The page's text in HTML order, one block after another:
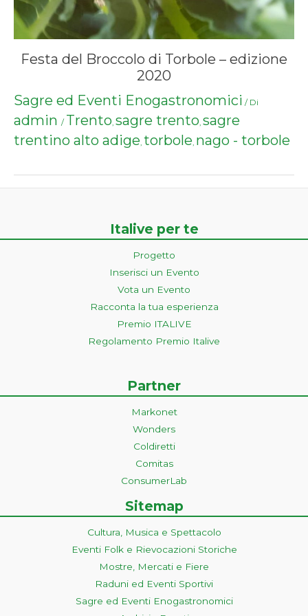
Festa del Broccolo di Torbole – edizione
2020
Sagre ed Eventi Enogastronomici / Di
admin / Trento, sagre trento, sagre
trentino alto adige, torbole, nago - torbole
Italive per te
Progetto
Inserisci un Evento
Vota un Evento
Racconta la tua esperienza
Premio ITALIVE
Regolamento Premio Italive
Partner
Markonet
Wonders
Coldiretti
Comitas
ConsumerLab
Sitemap
Cultura, Musica e Spettacolo
Eventi Folk e Rievocazioni Storiche
Mostre, Mercati e Fiere
Raduni ed Eventi Sportivi
Sagre ed Eventi Enogastronomici